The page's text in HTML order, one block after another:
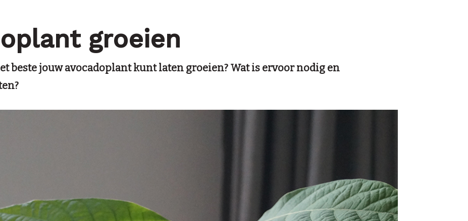
groeien
beste jouw avocadoplant kunt laten groeien? Wat is ervoor nodig en